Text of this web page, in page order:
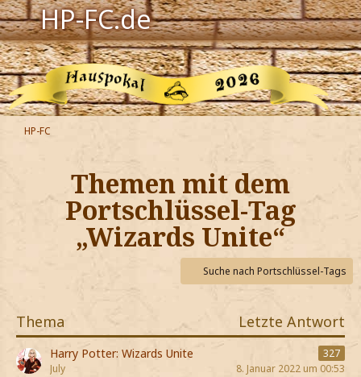
HP-FC.de
Navigation
Harry Potter
Der HP-FC
Hogwarts
Zauberwelt
Willkommen
Jetzt Fanclub-Mitglied werden!
HP-FC
Themen mit dem
Portschlüssel-Tag
„Wizards Unite“
Suche nach Portschlüssel-Tags
Thema Letzte Antwort
Harry Potter: Wizards Unite
327
July
8. Januar 2022 um 00:53